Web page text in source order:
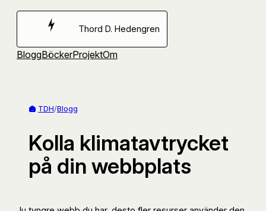
Hoppa
Thord D. Hedengren
BloggBöckerProjektOm
TDH/Blogg
Kolla klimatavtrycket
på din webbplats